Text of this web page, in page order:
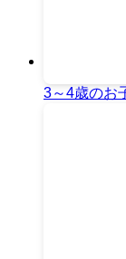
3～4歳のお